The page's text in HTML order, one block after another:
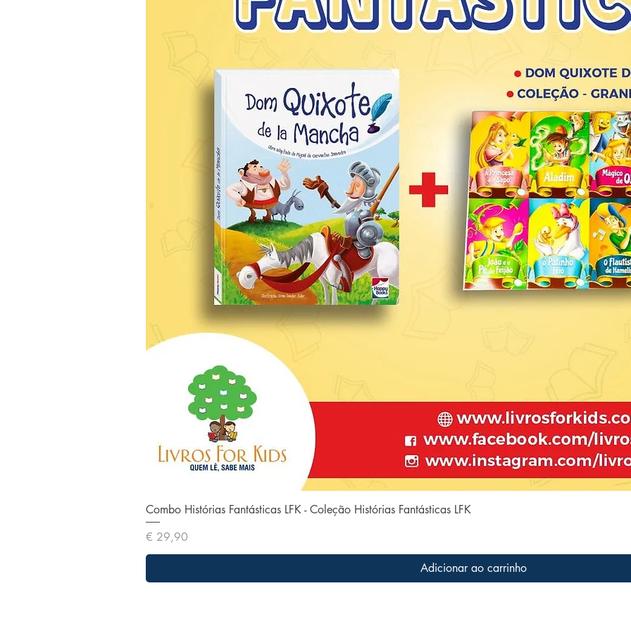
Visualização rápida
Combo Histórias Fantásticas LFK - Coleção Histórias Fantásticas LFK
Preço
€ 29,90
Adicionar ao carrinho